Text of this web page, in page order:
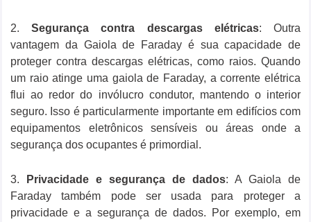
2.Segurança contra descargas elétricas: Outra
vantagem da Gaiola de Faraday é sua capacidade de
proteger contra descargas elétricas, como raios. Quando
um raio atinge uma gaiola de Faraday, a corrente elétrica
flui ao redor do invólucro condutor, mantendo o interior
seguro. Isso é particularmente importante em edifícios com
equipamentos eletrônicos sensíveis ou áreas onde a
segurança dos ocupantes é primordial.
3. Privacidade e segurança de dados: A Gaiola de
Faraday também pode ser usada para proteger a
privacidade e a segurança de dados. Por exemplo, em